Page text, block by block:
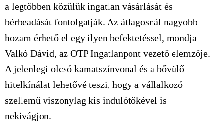
a legtöbben közülük ingatlan vásárlását és
bérbeadását fontolgatják. Az átlagosnál nagyobb
hozam érhető el egy ilyen befektetéssel, mondja
Valkó Dávid, az OTP Ingatlanpont vezető elemzője.
A jelenlegi olcsó kamatszínvonal és a bővülő
hitelkínálat lehetővé teszi, hogy a vállalkozó
szellemű viszonylag kis indulótőkével is
nekivágjon.